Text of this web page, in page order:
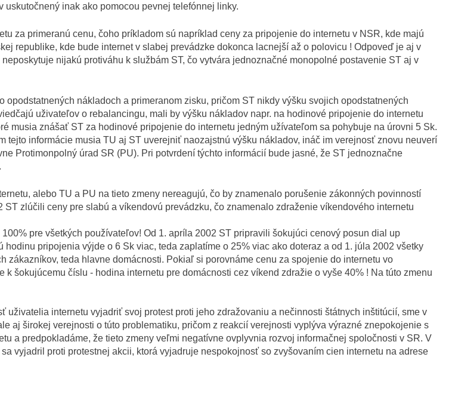
inak ako pomocou pevnej telefónnej linky.
za primeranú cenu, čoho príkladom sú napríklad ceny za pripojenie do internetu v NSR, kde majú
republike, kde bude internet v slabej prevádzke dokonca lacnejší až o polovicu ! Odpoveď je aj v
nijakú protiváhu k službám ST, čo vytvára jednoznačné monopolné postavenie ST aj v
nákladoch a primeranom zisku, pričom ST nikdy výšku svojich opodstatnených
uživateľov o rebalancingu, mali by výšku nákladov napr. na hodinové pripojenie do internetu
musia znášať ST za hodinové pripojenie do internetu jedným užívateľom sa pohybuje na úrovni 5 Sk.
informácie musia TU aj ST uverejniť naozajstnú výšku nákladov, ináč im verejnosť znovu neuverí
Protimonpolný úrad SR (PU). Pri potvrdení týchto informácií bude jasné, že ST jednoznačne
alebo TU a PU na tieto zmeny nereagujú, čo by znamenalo porušenie zákonných povinností
zlúčili ceny pre slabú a víkendovú prevádzku, čo znamenalo zdraženie víkendového internetu
pre všetkých používateľov! Od 1. apríla 2002 ST pripravili šokujúci cenový posun dial up
pripojenia výjde o 6 Sk viac, teda zaplatíme o 25% viac ako doteraz a od 1. júla 2002 všetky
teda hlavne domácnosti. Pokiaľ si porovnáme cenu za spojenie do internetu vo
šokujúcemu číslu - hodina internetu pre domácnosti cez víkend zdražie o vyše 40% ! Na túto zmenu
internetu vyjadriť svoj protest proti jeho zdražovaniu a nečinnosti štátnych inštitúcií, sme v
aj širokej verejnosti o túto problematiku, pričom z reakcií verejnosti vyplýva výrazné znepokojenie s
a predpokladáme, že tieto zmeny veľmi negatívne ovplyvnia rozvoj informačnej spoločnosti v SR. V
vyjadril proti protestnej akcii, ktorá vyjadruje nespokojnosť so zvyšovaním cien internetu na adrese